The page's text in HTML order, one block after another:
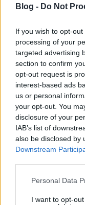
Blog - Do Not
If you wish to opt-
processing of your
targeted advertising
section to confirm
opt-out request is
interest-based ads
us or personal
your opt-out. You
disclosure of your
IAB’s list of
also be disclosed by
Downstream
Please note that
not limited to your
Personal Data
I want to opt-
Csupa zöld
tavaszi,
2019. május 27.
és annyira sötét